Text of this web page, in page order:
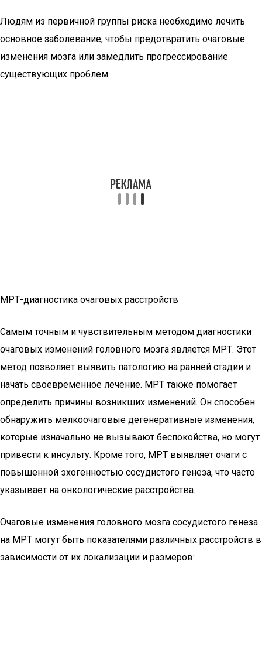
Людям из первичной группы риска необходимо лечить
основное заболевание, чтобы предотвратить очаговые
изменения мозга или замедлить прогрессирование
существующих проблем.
МРТ-диагностика очаговых расстройств
Самым точным и чувствительным методом диагностики
очаговых изменений головного мозга является МРТ. Этот
метод позволяет выявить патологию на ранней стадии и
начать своевременное лечение. МРТ также помогает
определить причины возникших изменений. Он способен
обнаружить мелкоочаговые дегенеративные изменения,
которые изначально не вызывают беспокойства, но могут
привести к инсульту. Кроме того, МРТ выявляет очаги с
повышенной эхогенностью сосудистого генеза, что часто
указывает на онкологические расстройства.
Очаговые изменения головного мозга сосудистого генеза
на МРТ могут быть показателями различных расстройств в
зависимости от их локализации и размеров: